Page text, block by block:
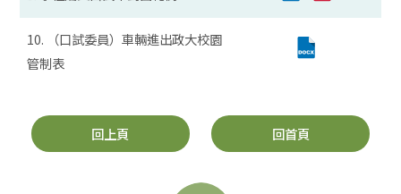
10. （口試委員）車輛進出政大校園
管制表
回上頁 回首頁